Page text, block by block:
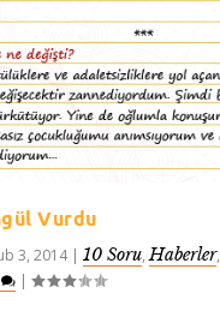
Vurdu
3, 2014| 10 Soru,Haberler,
|